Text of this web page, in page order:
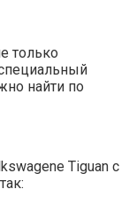
только
найти по
Tiguan с